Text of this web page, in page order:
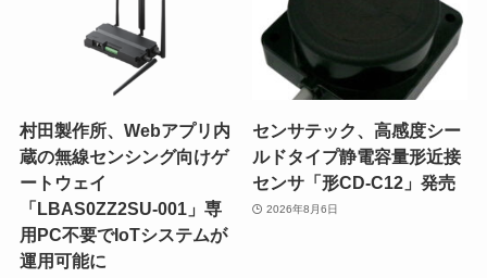
村田製作所、Webアプリ内
蔵の無線センシング向けゲ
ートウェイ
「LBAS0ZZ2SU-001」専
用PC不要でIoTシステムが
運用可能に
センサテック、高感度シー
ルドタイプ静電容量形近接
センサ「形CD-C12」発売
2026年8月6日